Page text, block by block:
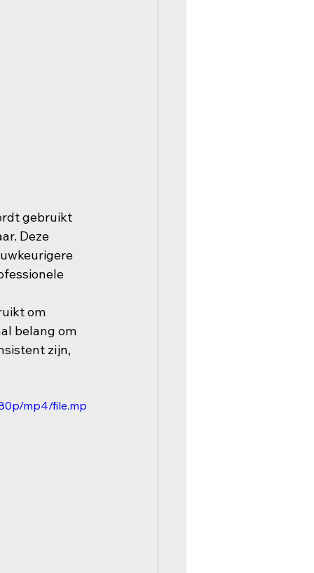
gebruikt
Deze
om
belang om
zijn,
mp4/file.mp